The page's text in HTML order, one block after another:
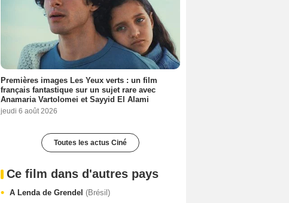
Premières images Les Yeux verts : un film
français fantastique sur un sujet rare avec
Anamaria Vartolomei et Sayyid El Alami
jeudi 6 août 2026
Toutes les actus Ciné
Ce film dans d'autres pays
A Lenda de Grendel (Brésil)